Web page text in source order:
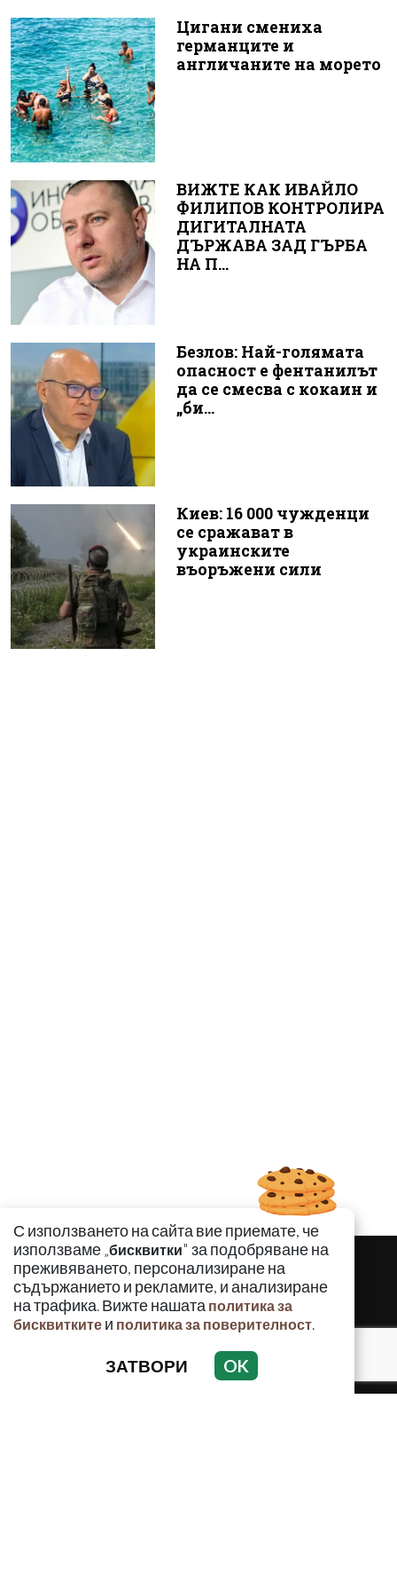
Цигани смениха
германците и
англичаните на морето
ВИЖТЕ КАК ИВАЙЛО
ФИЛИПОВ КОНТРОЛИРА
ДИГИТАЛНАТА
ДЪРЖАВА ЗАД ГЪРБА
НА П...
Безлов: Най-голямата
опасност е фентанилът
да се смесва с кокаин и
„би...
Киев: 16 000 чужденци
се сражават в
украинските
въоръжени сили
С използването на сайта вие приемате, че
използваме „бисквитки" за подобряване на
преживяването, персонализиране на
съдържанието и рекламите, и анализиране
на трафика. Вижте нашата политика за
бисквитките и политика за поверителност.
ЗАТВОРИ OK